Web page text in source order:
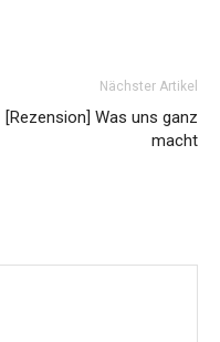
Nächster Artikel
[Rezension] Was uns ganz
macht